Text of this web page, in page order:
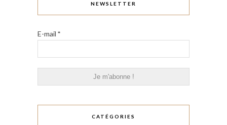
NEWSLETTER
E-mail *
CATÉGORIES